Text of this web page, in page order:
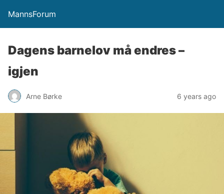
MannsForum
Dagens barnelov må endres –
igjen
Arne Børke 6 years ago